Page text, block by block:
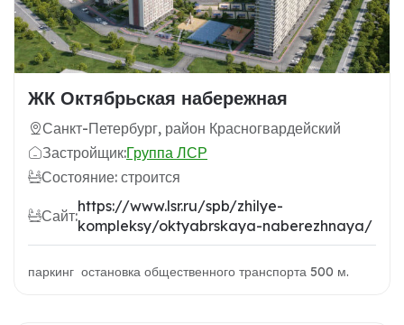
ЖК Октябрьская набережная
Санкт-Петербург, район Красногвардейский
Застройщик:Группа ЛСР
Состояние: строится
Сайт:
https://www.lsr.ru/spb/zhilye-
kompleksy/oktyabrskaya-naberezhnaya/
паркинг остановка общественного транспорта 500 м.